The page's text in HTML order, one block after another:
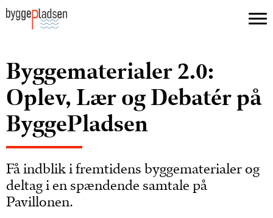
Byggematerialer 2.0:
Oplev, Lær og Debatér på
ByggePladsen
Få indblik i fremtidens byggematerialer og
deltag i en spændende samtale på
Pavillonen.